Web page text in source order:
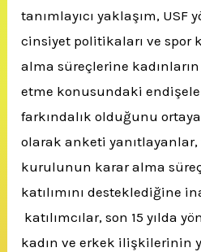
tanımlayıcı yaklaşım, USF
cinsiyet politikaları ve spor
alma süreçlerine kadınların
etme konusundaki
farkındalık olduğunu
olarak anketi yanıtlayanlar,
kurulunun karar alma
katılımını desteklediğine
katılımcılar, son 15 yılda
kadın ve erkek ilişkilerinin